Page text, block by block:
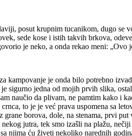
posut krupnim tucanikom, dugo
sede kose i istih takvih brkova,
je neko, a onda rekao meni:
kampovanje je onda bilo potrebno
sigurno jedna od mojih prvih slika,
naučio da plivam, ne pamtim kako i
to je je već prava uspomena sa
borova, dole, na stenama, prvi
jutra, tek smo izašli na plažu,
njima ću živeti nekoliko narednih